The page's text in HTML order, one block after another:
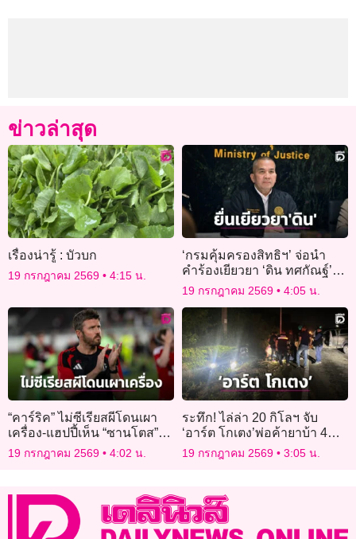
ข่าวล่าสุด
เรื่องน่ารู้ : บัวบก
19 กรกฎาคม 2569 4:15 น.
‘กรมคุ้มครองสิทธิฯ’ จ่อนำ
คำร้องเยียวยา ‘ดิน ทศกัณฐ์’
เสนอคณะอนุกรรมการฯ 20
19 กรกฎาคม 2569 4:05 น.
“คาร์ริค” ไม่ซีเรียสผีโดนเผา
เครื่อง-แฮปปี้เห็น “ซานโตส”
ประเดิมสนาม
19 กรกฎาคม 2569 4:02 น.
ระทึก! ไล่ล่า 20 กิโลฯ จับ
‘อาร์ต โกเตง’พ่อค้ายาบ้า 4
หมายจับ ค่าหัว 3 แสน
19 กรกฎาคม 2569 3:05 น.